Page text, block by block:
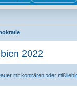
2022
mit konträren oder